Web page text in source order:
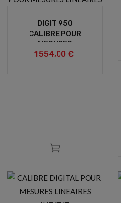
DIGIT 950
CALIBRE POUR
MESURES
LINEAIRES
1 554,00 €